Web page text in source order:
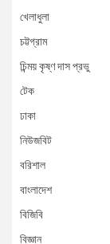
খেলাধুলা
চট্টগ্রাম
চিন্ময় কৃষ্ণ দাস প্রভু
টেক
ঢাকা
নিউজবিট
বরিশাল
বাংলাদেশ
বিজিবি
বিজ্ঞান